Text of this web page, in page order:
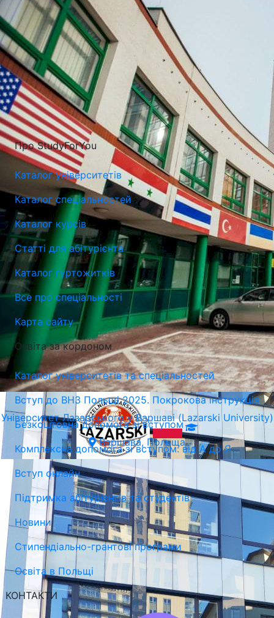
Університет Лазарського у Варшаві (Lazarski University)
Варшава, Польща
Університет Лазарського у Варшаві (Lazarski University)
Варшава, Польща
Про StudyForYou
Каталог університетів
Каталог спеціальностей
Каталог курсів
Статті для абітурієнта
Каталог гуртожитків
Все про спеціальності
Карта сайту
Освіта за кордоном
Каталог університетів та спеціальностей
Вступ до ВНЗ Польщі 2025. Покрокова інструкція
Безкоштовна допомога зі вступом
Комплексна допомога зі вступом: від А до Я
Вступ онлайн
Підтримка абітурієнтів та студентів
Новини
Стипендіально-грантові програми
Освіта в Польщі
КОНТАКТИ